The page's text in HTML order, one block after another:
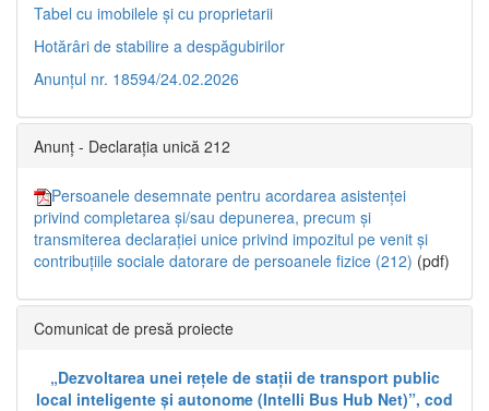
Tabel cu imobilele și cu proprietarii
Hotărâri de stabilire a despăgubirilor
Anunțul nr. 18594/24.02.2026
Anunț - Declarația unică 212
Persoanele desemnate pentru acordarea asistenței
privind completarea și/sau depunerea, precum și
transmiterea declarației unice privind impozitul pe venit și
contribuțiile sociale datorare de persoanele fizice (212) (pdf)
Comunicat de presă proiecte
„Dezvoltarea unei rețele de stații de transport public
local inteligente și autonome (Intelli Bus Hub Net)”, cod